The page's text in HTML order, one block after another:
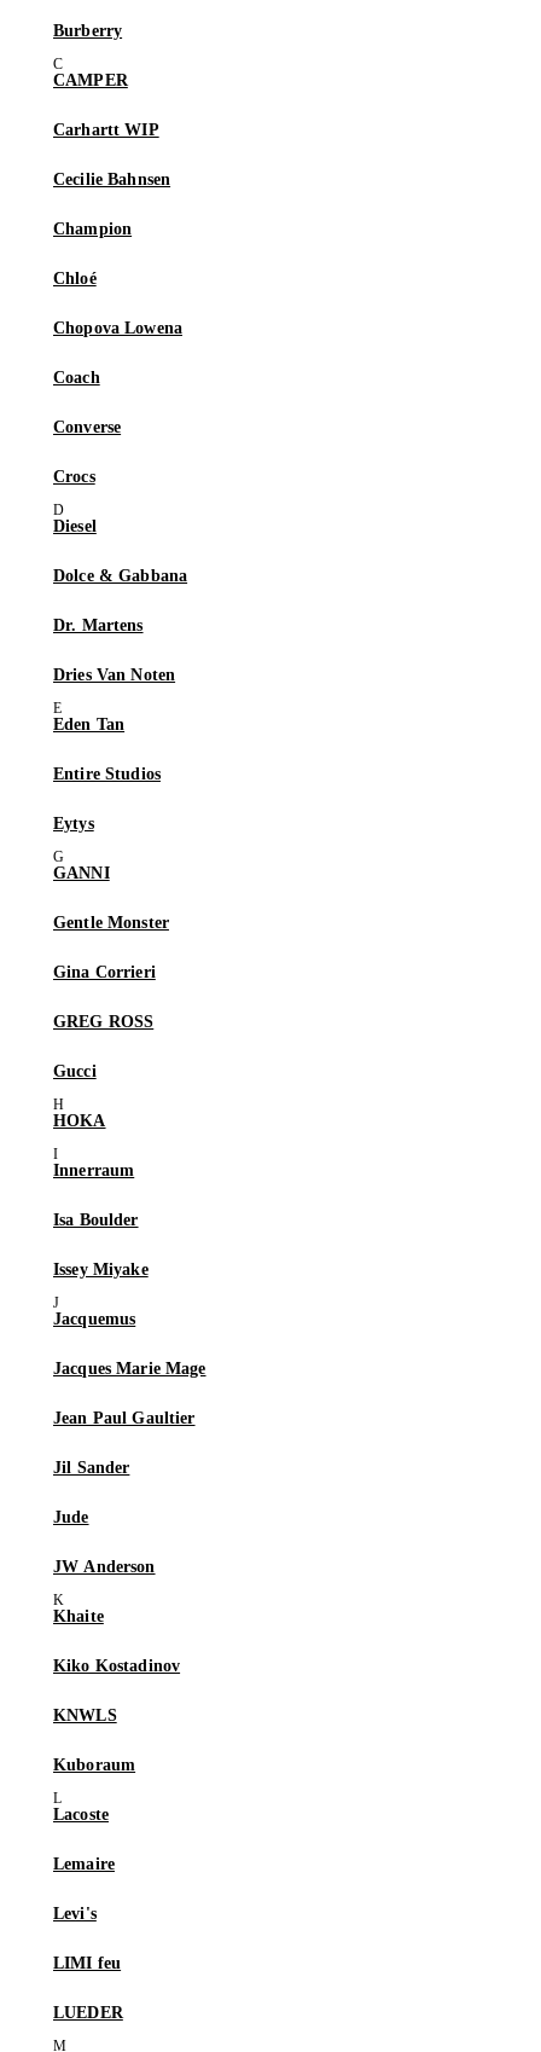
Burberry
CAMPER
Carhartt WIP
Cecilie Bahnsen
Champion
Chloé
Chopova Lowena
Coach
Converse
Crocs
Diesel
Dolce & Gabbana
Dr. Martens
Dries Van Noten
Eden Tan
Entire Studios
Eytys
GANNI
Gentle Monster
Gina Corrieri
GREG ROSS
Gucci
HOKA
Innerraum
Isa Boulder
Issey Miyake
Jacquemus
Jacques Marie Mage
Jean Paul Gaultier
Jil Sander
Jude
JW Anderson
Khaite
Kiko Kostadinov
KNWLS
Kuboraum
Lacoste
Lemaire
Levi's
LIMI feu
LUEDER